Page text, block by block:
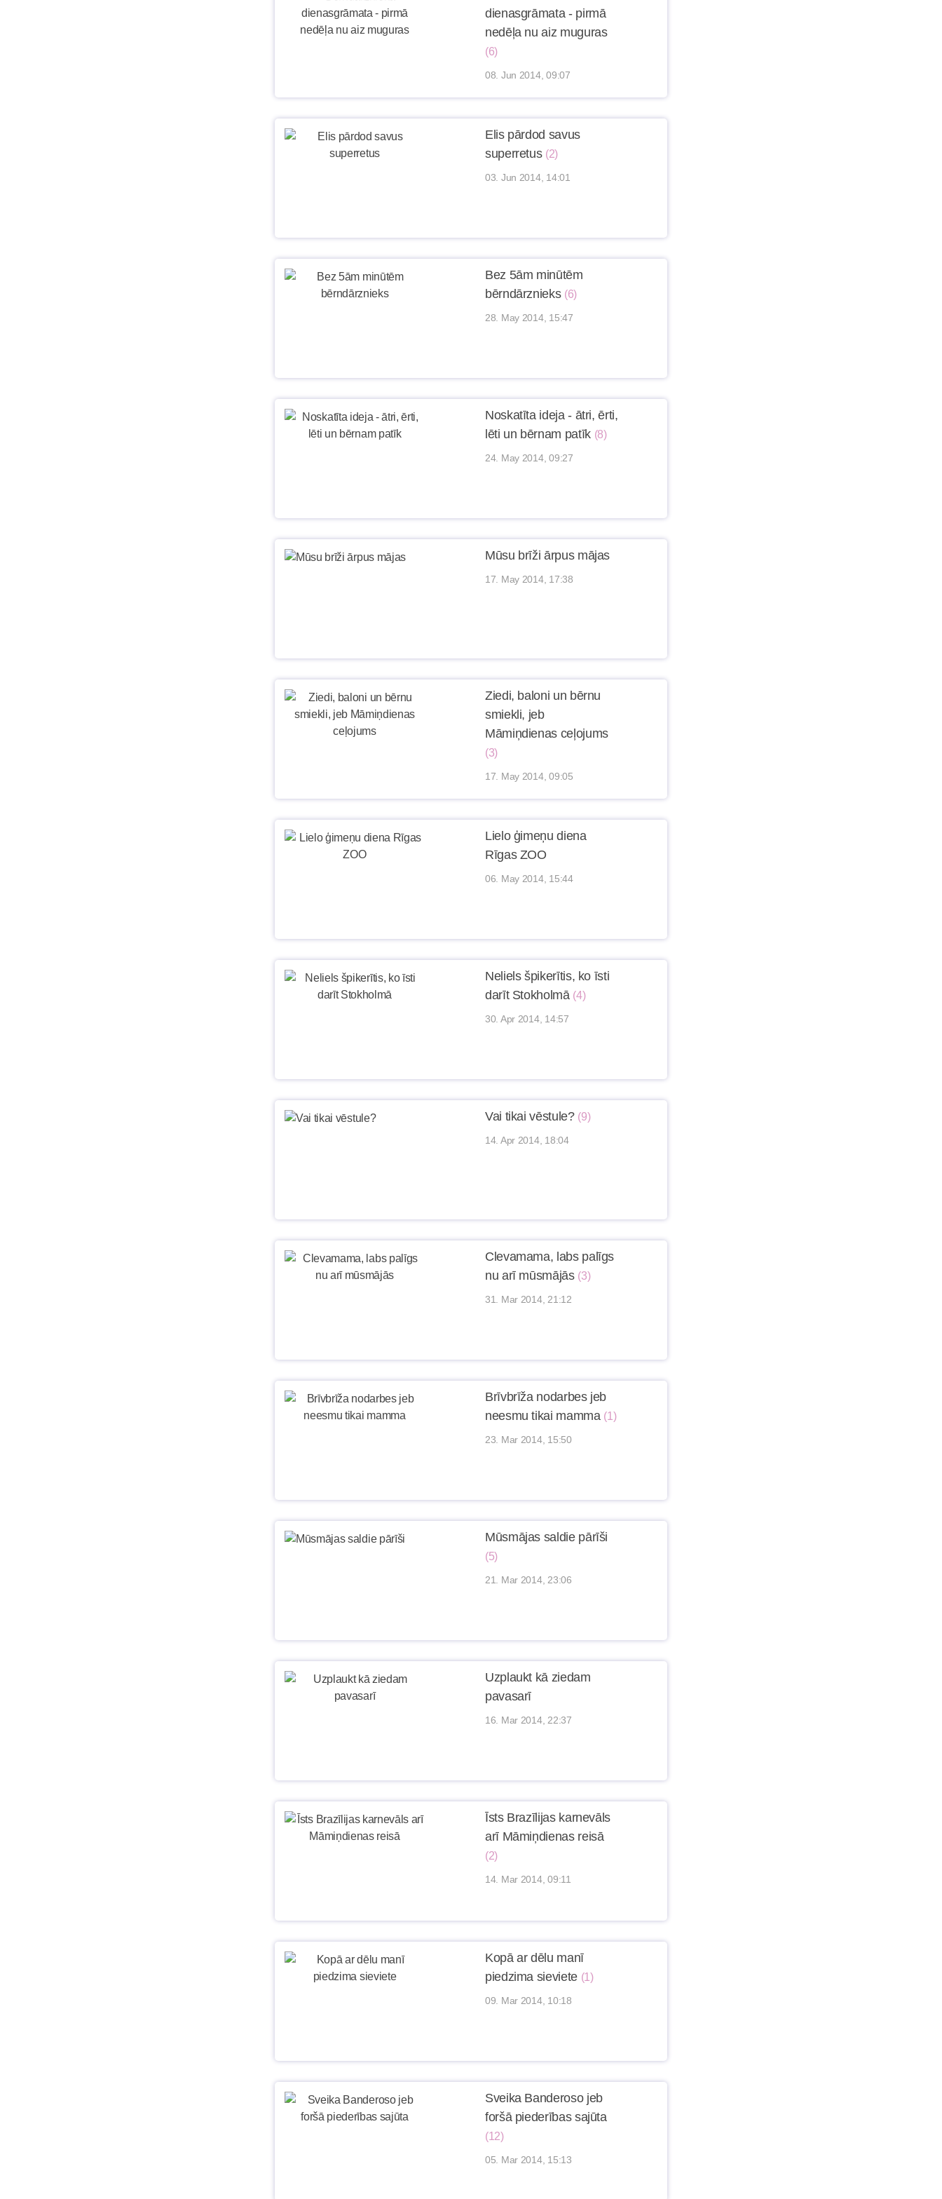
dienasgrāmata - pirmā
nedēļa nu aiz muguras
(6)
08. Jun 2014, 09:07
Elis pārdod savus
superretus (2)
03. Jun 2014, 14:01
Bez 5ām minūtēm
bērndārznieks (6)
28. May 2014, 15:47
Noskatīta ideja - ātri, ērti,
lēti un bērnam patīk (8)
24. May 2014, 09:27
Mūsu brīži ārpus mājas
17. May 2014, 17:38
Ziedi, baloni un bērnu
smiekli, jeb
Māmiņdienas ceļojums
(3)
17. May 2014, 09:05
Lielo ģimeņu diena
Rīgas ZOO
06. May 2014, 15:44
Neliels špikerītis, ko īsti
darīt Stokholmā (4)
30. Apr 2014, 14:57
Vai tikai vēstule? (9)
14. Apr 2014, 18:04
Clevamama, labs palīgs
nu arī mūsmājās (3)
31. Mar 2014, 21:12
Brīvbrīža nodarbes jeb
neesmu tikai mamma (1)
23. Mar 2014, 15:50
Mūsmājas saldie pārīši
(5)
21. Mar 2014, 23:06
Uzplaukt kā ziedam
pavasarī
16. Mar 2014, 22:37
Īsts Brazīlijas karnevāls
arī Māmiņdienas reisā
(2)
14. Mar 2014, 09:11
Kopā ar dēlu manī
piedzima sieviete (1)
09. Mar 2014, 10:18
Sveika Banderoso jeb
foršā piederības sajūta
(12)
05. Mar 2014, 15:13